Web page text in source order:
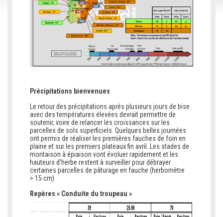
Précipitations bienvenues
Le retour des précipitations après plusieurs jours de bise
avec des températures élevées devrait permettre de
soutenir, voire de relancer les croissances sur les
parcelles de sols superficiels. Quelques belles journées
ont permis de réaliser les premières fauches de foin en
plaine et sur les premiers plateaux fin avril. Les stades de
montaison à épiaison vont évoluer rapidement et les
hauteurs d’herbe restent à surveiller pour débrayer
certaines parcelles de pâturage en fauche (herbomètre
> 15 cm)
Repères « Conduite du troupeau »